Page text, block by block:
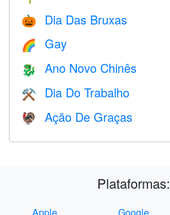
🎃 Dia Das Bruxas
🌈 Gay
🐉 Ano Novo Chinês
⚒️ Dia Do Trabalho
🦃 Ação De Graças
Plataformas: